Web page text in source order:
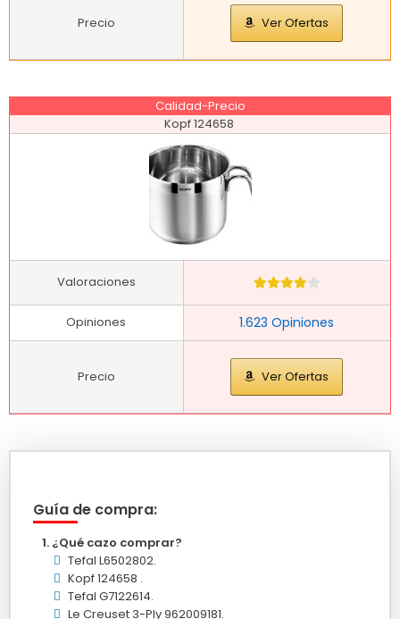
Ver Ofertas
Precio
Calidad-Precio
Kopf 124658
1.623 Opiniones
Ver Ofertas
Valoraciones
Opiniones
Precio
Guía de compra:
¿Qué cazo comprar?
Tefal L6502802.
Kopf 124658 .
Tefal G7122614.
Le Creuset 3-Ply 962009181.